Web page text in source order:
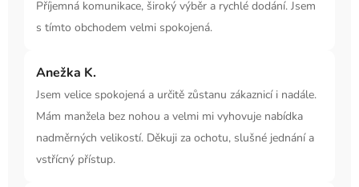
Příjemná komunikace, široký výběr a rychlé dodání. Jsem
s tímto obchodem velmi spokojená.
Anežka K.
Jsem velice spokojená a určitě zůstanu zákaznicí i nadále.
Mám manžela bez nohou a velmi mi vyhovuje nabídka
nadměrných velikostí. Děkuji za ochotu, slušné jednání a
vstřícný přístup.